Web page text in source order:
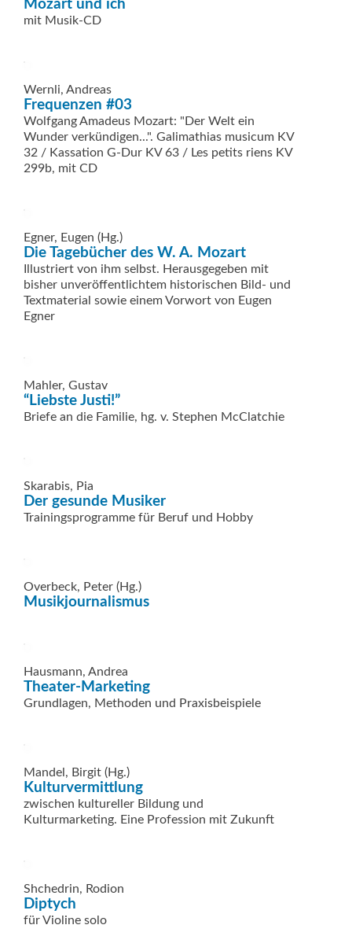
Mozart und ich
mit Musik-CD
Wernli, Andreas
Frequenzen #03
Wolfgang Amadeus Mozart: "Der Welt ein
Wunder verkündigen...". Galimathias musicum KV
32 / Kassation G-Dur KV 63 / Les petits riens KV
299b, mit CD
Egner, Eugen (Hg.)
Die Tagebücher des W. A. Mozart
Illustriert von ihm selbst. Herausgegeben mit
bisher unveröffentlichtem historischen Bild- und
Textmaterial sowie einem Vorwort von Eugen
Egner
Mahler, Gustav
“Liebste Justi!”
Briefe an die Familie, hg. v. Stephen McClatchie
Skarabis, Pia
Der gesunde Musiker
Trainingsprogramme für Beruf und Hobby
Overbeck, Peter (Hg.)
Musikjournalismus
Hausmann, Andrea
Theater-Marketing
Grundlagen, Methoden und Praxisbeispiele
Mandel, Birgit (Hg.)
Kulturvermittlung
zwischen kultureller Bildung und
Kulturmarketing. Eine Profession mit Zukunft
Shchedrin, Rodion
Diptych
für Violine solo